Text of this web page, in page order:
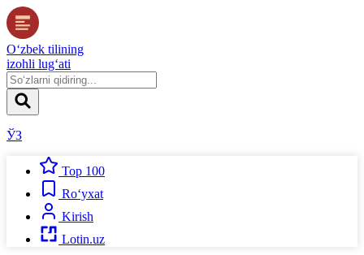
O‘zbek tilining
izohli lug‘ati
ЎЗ
Top 100
Ro‘yxat
Kirish
Lotin.uz